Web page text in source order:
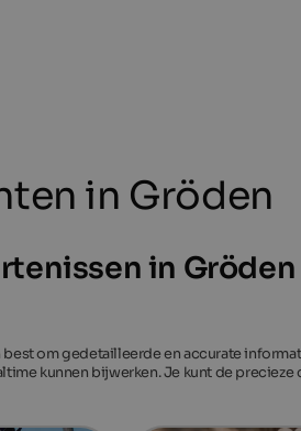
in Gröden
in Gröden
om gedetailleerde en accurate
kunnen bijwerken. Je kunt de